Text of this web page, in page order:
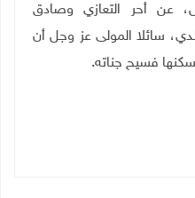
عن أحر التعازي وصادق
سائلا المولى عز وجل أن
فسيح جناته.